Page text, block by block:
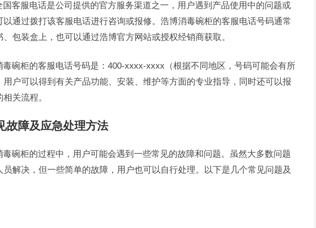
国客服电话是公司提供的官方服务渠道之一，用户遇到产品使用中的问题或
通过拨打该客服电话进行咨询或报修。浩博消毒碗柜的客服电话号码通常
包装盒上，也可以通过浩博官方网站或授权经销商获取。
毒碗柜的客服电话号码是：400-xxxx-xxxx（根据不同地区，号码可能会有所
户可以得到有关产品功能、安装、维护等方面的专业指导，同时还可以报
关流程。
故障及应急处理方法
碗柜的过程中，用户可能会遇到一些常见的故障和问题。虽然大多数问题
解决，但一些简单的故障，用户也可以自行处理。以下是几个常见问题及